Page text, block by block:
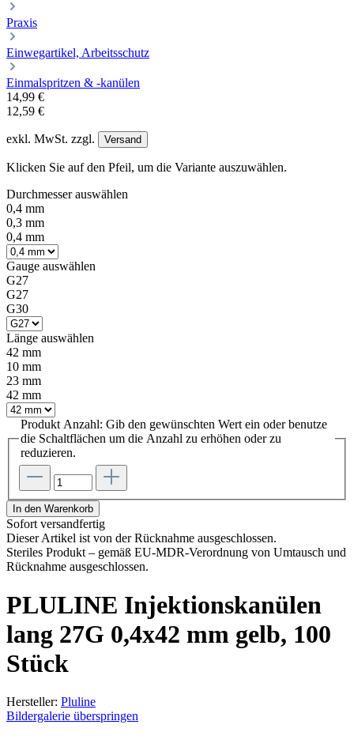
Praxis
Einwegartikel, Arbeitsschutz
Einmalspritzen & -kanülen
14,99 €
12,59 €
exkl. MwSt. zzgl. Versand
Klicken Sie auf den Pfeil, um die Variante auszuwählen.
Durchmesserauswählen
0,4 mm
0,3 mm
0,4 mm
Gauge auswählen
G27
G27
G30
Länge auswählen
42 mm
10 mm
23 mm
42 mm
Produkt Anzahl: Gib den gewünschten Wert ein oder benutze
die Schaltflächen um die Anzahl zu erhöhen oder zu
reduzieren.
In den Warenkorb
Sofort versandfertig
Dieser Artikel ist von der Rücknahme ausgeschlossen.
Steriles Produkt – gemäß EU-MDR-Verordnung von Umtausch und
Rücknahme ausgeschlossen.
PLULINE Injektionskanülen
lang 27G 0,4x42 mm gelb, 100
Stück
Hersteller: Pluline
Bildergalerie überspringen